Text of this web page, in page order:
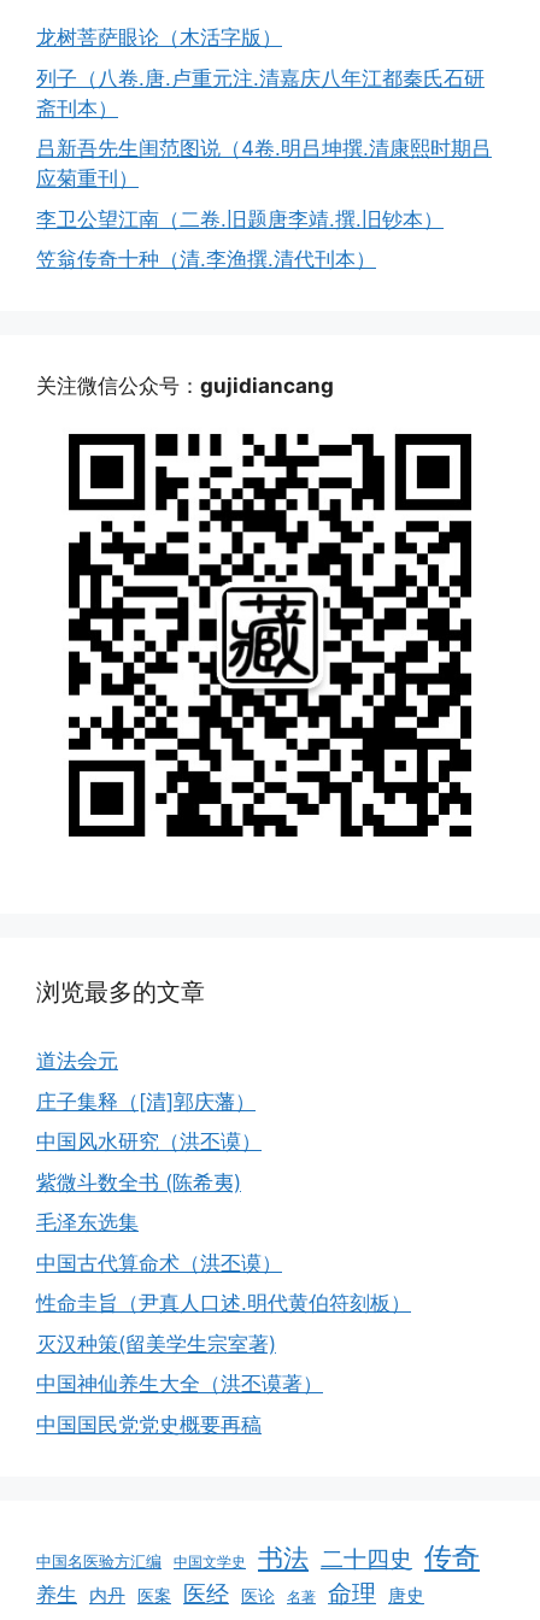
龙树菩萨眼论（木活字版）
列子（八卷.唐.卢重元注.清嘉庆八年江都秦氏石研
斋刊本）
吕新吾先生闺范图说（4卷.明吕坤撰.清康熙时期吕
应菊重刊）
李卫公望江南（二卷.旧题唐李靖.撰.旧钞本）
笠翁传奇十种（清.李渔撰.清代刊本）
关注微信公众号： gujidiancang
浏览最多的文章
道法会元
庄子集释（[清]郭庆藩）
中国风水研究（洪丕谟）
紫微斗数全书 (陈希夷)
毛泽东选集
中国古代算命术（洪丕谟）
性命圭旨（尹真人口述.明代黄伯符刻板）
灭汉种策(留美学生宗室著)
中国神仙养生大全（洪丕谟著）
中国国民党党史概要再稿
中国名医验方汇编 中国文学史 书法 二十四史 传奇
养生 内丹 医案 医经 医论 名著 命理 唐史